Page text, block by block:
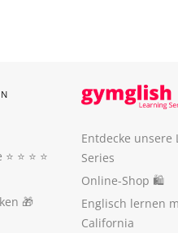
⭐️ ⭐️ ⭐️ ⭐️
🎁
Entdecke unsere
Series
Online-Shop 🛍
Englisch lernen
California